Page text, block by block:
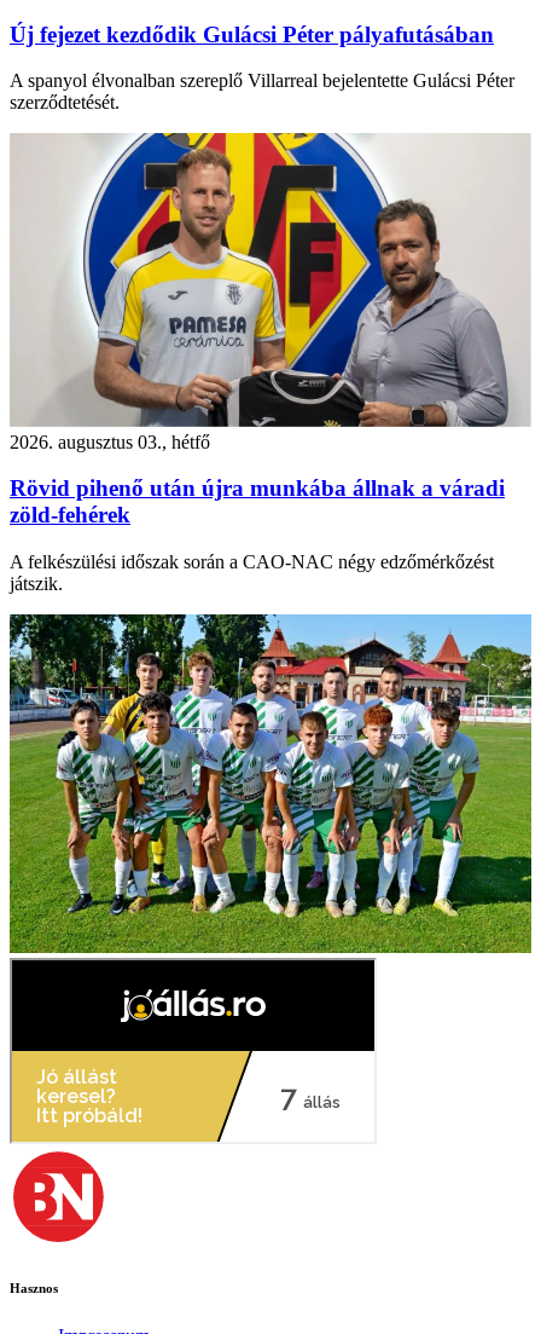
Új fejezet kezdődik Gulácsi Péter pályafutásában
A spanyol élvonalban szereplő Villarreal bejelentette Gulácsi Péter
szerződtetését.
2026. augusztus 03., hétfő
Rövid pihenő után újra munkába állnak a váradi
zöld-fehérek
A felkészülési időszak során a CAO-NAC négy edzőmérkőzést
játszik.
Hasznos